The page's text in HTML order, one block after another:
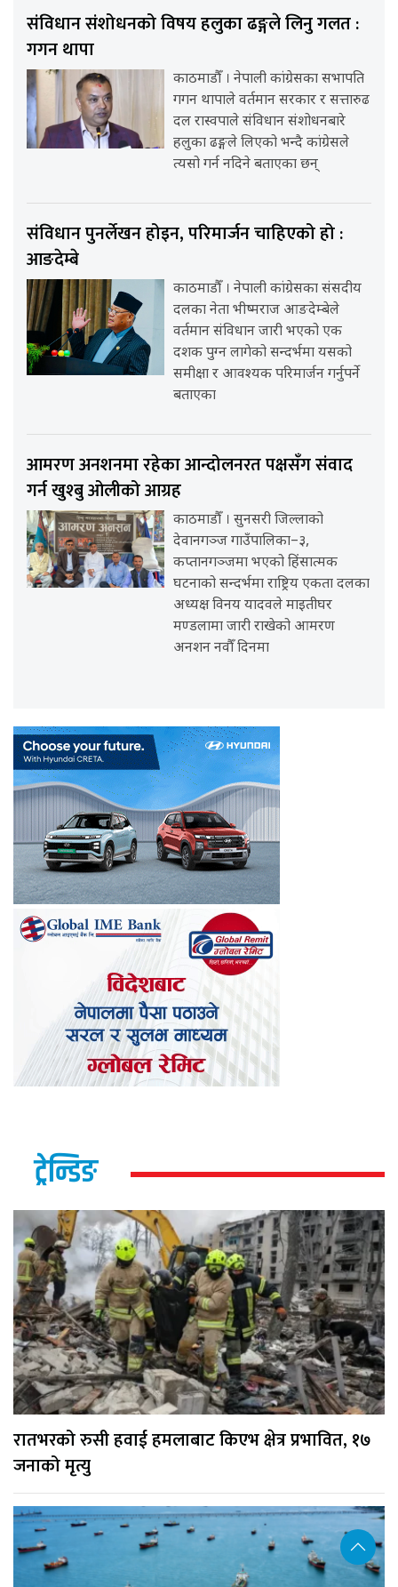
संविधान संशोधनको विषय हलुका ढङ्गले लिनु गलत :
गगन थापा
काठमाडौँ । नेपाली कांग्रेसका सभापति
गगन थापाले वर्तमान सरकार र सत्तारुढ
दल रास्वपाले संविधान संशोधनबारे
हलुका ढङ्गले लिएको भन्दै कांग्रेसले
त्यसो गर्न नदिने बताएका छन्
संविधान पुनर्लेखन होइन, परिमार्जन चाहिएको हो :
आङदेम्बे
काठमाडौँ । नेपाली कांग्रेसका संसदीय
दलका नेता भीष्मराज आङदेम्बेले
वर्तमान संविधान जारी भएको एक
दशक पुग्न लागेको सन्दर्भमा यसको
समीक्षा र आवश्यक परिमार्जन गर्नुपर्ने
बताएका
आमरण अनशनमा रहेका आन्दोलनरत पक्षसँग संवाद
गर्न खुश्बु ओलीको आग्रह
काठमाडौँ । सुनसरी जिल्लाको
देवानगञ्ज गाउँपालिका–३,
कप्तानगञ्जमा भएको हिंसात्मक
घटनाको सन्दर्भमा राष्ट्रिय एकता दलका
अध्यक्ष विनय यादवले माइतीघर
मण्डलामा जारी राखेको आमरण
अनशन नवौँ दिनमा
ट्रेन्डिङ
रातभरको रुसी हवाई हमलाबाट किएभ क्षेत्र प्रभावित, १७
जनाको मृत्यु